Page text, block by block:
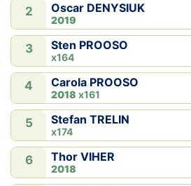
2 Oscar DENYSIUK
2019
3 Sten PROOSO
x164
4 Carola PROOSO
2018 x161
5 Stefan TRELIN
x174
6 Thor VIHER
2018